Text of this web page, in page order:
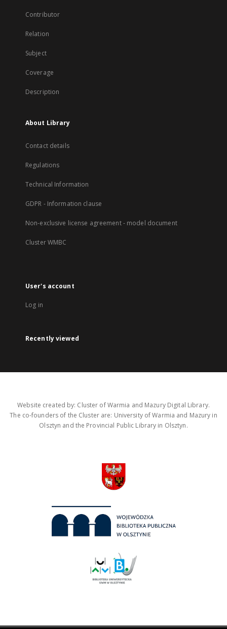
Contributor
Relation
Subject
Coverage
Description
About Library
Contact details
Regulations
Technical Information
GDPR - Information clause
Non-exclusive license agreement - model document
Cluster WMBC
User's account
Log in
Recently viewed
Website created by: Cluster of Warmia and Mazury Digital Library.
The co-founders of the Cluster are: University of Warmia and Mazury in
Olsztyn and the Provincial Public Library in Olsztyn.